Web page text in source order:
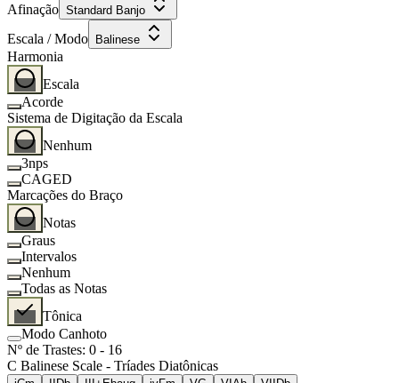
Afinação Standard Banjo
Escala / Modo Balinese
Harmonia
Escala
Acorde
Sistema de Digitação da Escala
Nenhum
3nps
CAGED
Marcações do Braço
Notas
Graus
Intervalos
Nenhum
Todas as Notas
Tônica
Modo Canhoto
Nº de Trastes: 0 - 16
C Balinese Scale - Tríades Diatônicas